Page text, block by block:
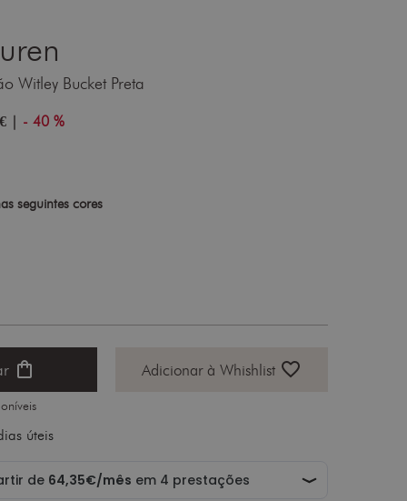
Witley Bucket Preta
| - 40 %
seguintes cores
shopping_bag Adicionar à Whishlist favorite_border
úteis